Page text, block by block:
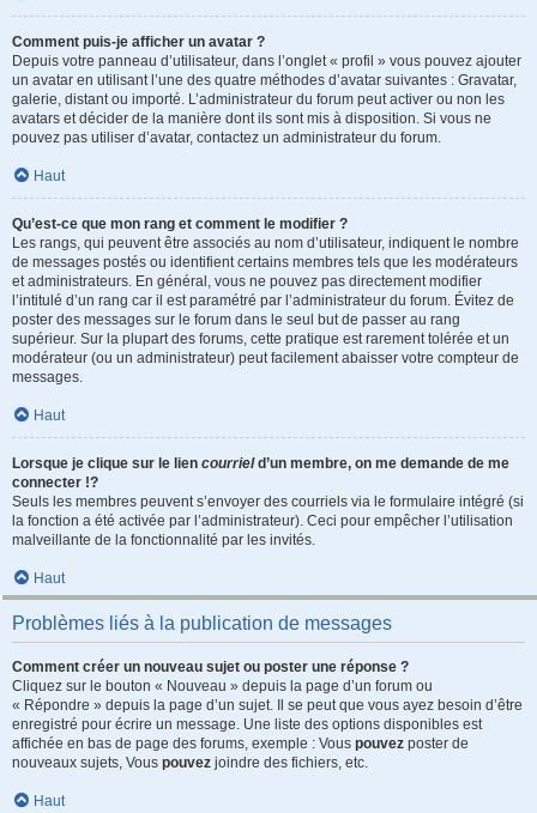
Comment puis-je afficher un avatar ?
Depuis votre panneau d’utilisateur, dans l’onglet « profil » vous pouvez ajouter
un avatar en utilisant l’une des quatre méthodes d’avatar suivantes : Gravatar,
galerie, distant ou importé. L’administrateur du forum peut activer ou non les
avatars et décider de la manière dont ils sont mis à disposition. Si vous ne
pouvez pas utiliser d’avatar, contactez un administrateur du forum.
Haut
Qu’est-ce que mon rang et comment le modifier ?
Les rangs, qui peuvent être associés au nom d’utilisateur, indiquent le nombre
de messages postés ou identifient certains membres tels que les modérateurs
et administrateurs. En général, vous ne pouvez pas directement modifier
l’intitulé d’un rang car il est paramétré par l’administrateur du forum. Évitez de
poster des messages sur le forum dans le seul but de passer au rang
supérieur. Sur la plupart des forums, cette pratique est rarement tolérée et un
modérateur (ou un administrateur) peut facilement abaisser votre compteur de
messages.
Haut
Lorsque je clique sur le lien courrield’un membre, on me demande de me
connecter !?
Seuls les membres peuvent s’envoyer des courriels via le formulaire intégré (si
la fonction a été activée par l’administrateur). Ceci pour empêcher l’utilisation
malveillante de la fonctionnalité par les invités.
Haut
Problèmes liés à la publication de messages
Comment créer un nouveau sujet ou poster une réponse ?
Cliquez sur le bouton « Nouveau » depuis la page d’un forum ou
« Répondre » depuis la page d’un sujet. Il se peut que vous ayez besoin d’être
enregistré pour écrire un message. Une liste des options disponibles est
affichée en bas de page des forums, exemple : Vous pouvez poster de
nouveaux sujets, Vous pouvez joindre des fichiers, etc.
Haut